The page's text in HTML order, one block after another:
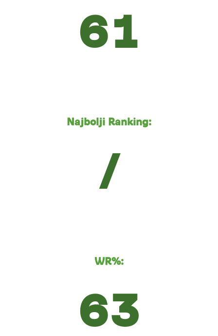
61
Najbolji Ranking:
/
WR%:
63